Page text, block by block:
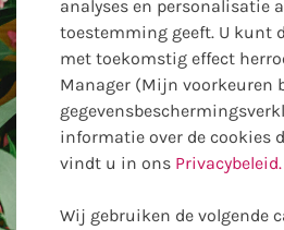
Uw lokale bloemisten
Water
en .. LIEFDE!
analyses en personalisatie
toestemming geeft. U kunt
met toekomstig effect
Manager (Mijn voorkeuren
informatie over de cookies
vindt u in ons Privacybeleid.
Wij gebruiken de volgende